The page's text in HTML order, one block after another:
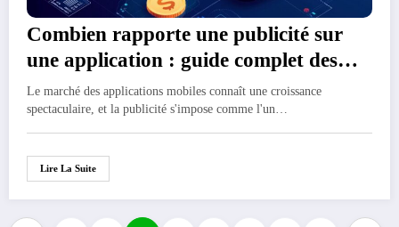
Combien rapporte une publicité sur
une application : guide complet des
revenus par format publicitaire
Le marché des applications mobiles connaît une croissance
spectaculaire, et la publicité s'impose comme l'un…
Lire La Suite